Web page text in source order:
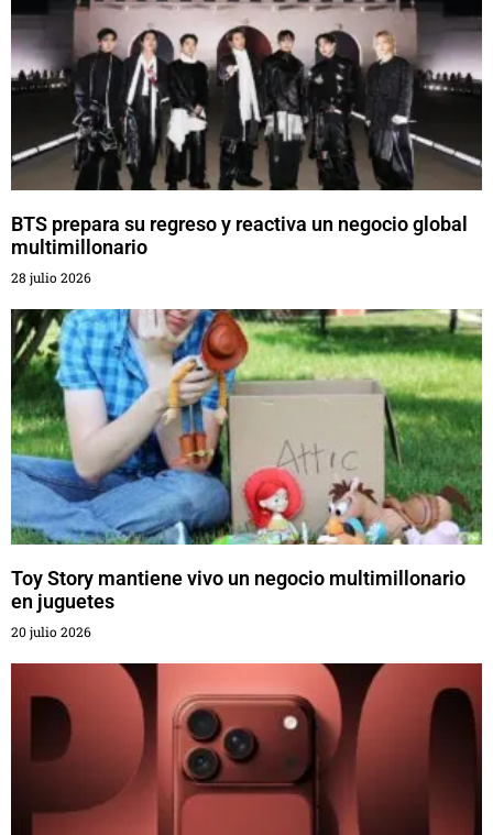
BTS prepara su regreso y reactiva un negocio global
multimillonario
28 julio 2026
Toy Story mantiene vivo un negocio multimillonario
en juguetes
20 julio 2026